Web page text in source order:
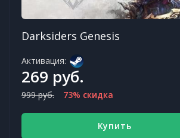
Darksiders Genesis
Активация:
269 руб.
999 руб. 73% скидка
Купить